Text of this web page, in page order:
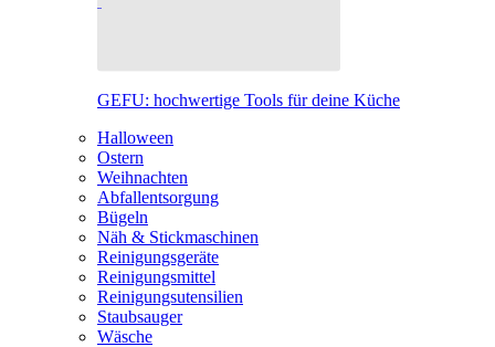
GEFU: hochwertige Tools für deine Küche
Halloween
Ostern
Weihnachten
Abfallentsorgung
Bügeln
Näh & Stickmaschinen
Reinigungsgeräte
Reinigungsmittel
Reinigungsutensilien
Staubsauger
Wäsche